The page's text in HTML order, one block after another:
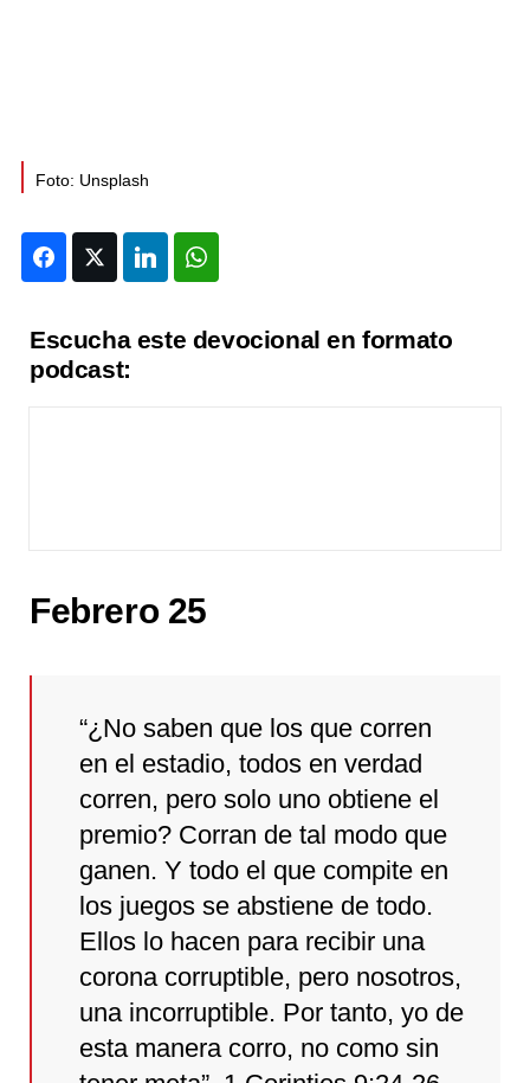
Foto: Unsplash
FacebookTwitter LinkedIn
Escucha este devocional en formato
podcast:
Febrero 25
“¿No saben que los que corren
en el estadio, todos en verdad
corren, pero solo uno obtiene el
premio? Corran de tal modo que
ganen. Y todo el que compite en
los juegos se abstiene de todo.
Ellos lo hacen para recibir una
corona corruptible, pero nosotros,
una incorruptible. Por tanto, yo de
esta manera corro, no como sin